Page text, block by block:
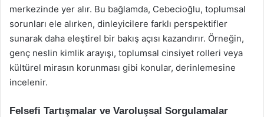
merkezinde yer alır. Bu bağlamda, Cebecioğlu, toplumsal
sorunları ele alırken, dinleyicilere farklı perspektifler
sunarak daha eleştirel bir bakış açısı kazandırır. Örneğin,
genç neslin kimlik arayışı, toplumsal cinsiyet rolleri veya
kültürel mirasın korunması gibi konular, derinlemesine
incelenir.
Felsefi Tartışmalar ve Varoluşsal Sorgulamalar